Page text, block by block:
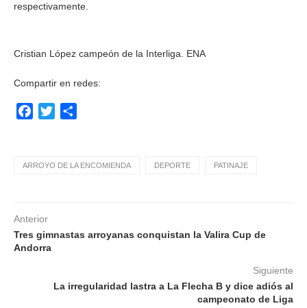
respectivamente.
Cristian López campeón de la Interliga. ENA
Compartir en redes:
Facebook
Twitter
ARROYO DE LA ENCOMIENDA DEPORTE PATINAJE
Anterior
Tres gimnastas arroyanas conquistan la Valira Cup de
Andorra
Siguiente
La irregularidad lastra a La Flecha B y dice adiós al
campeonato de Liga